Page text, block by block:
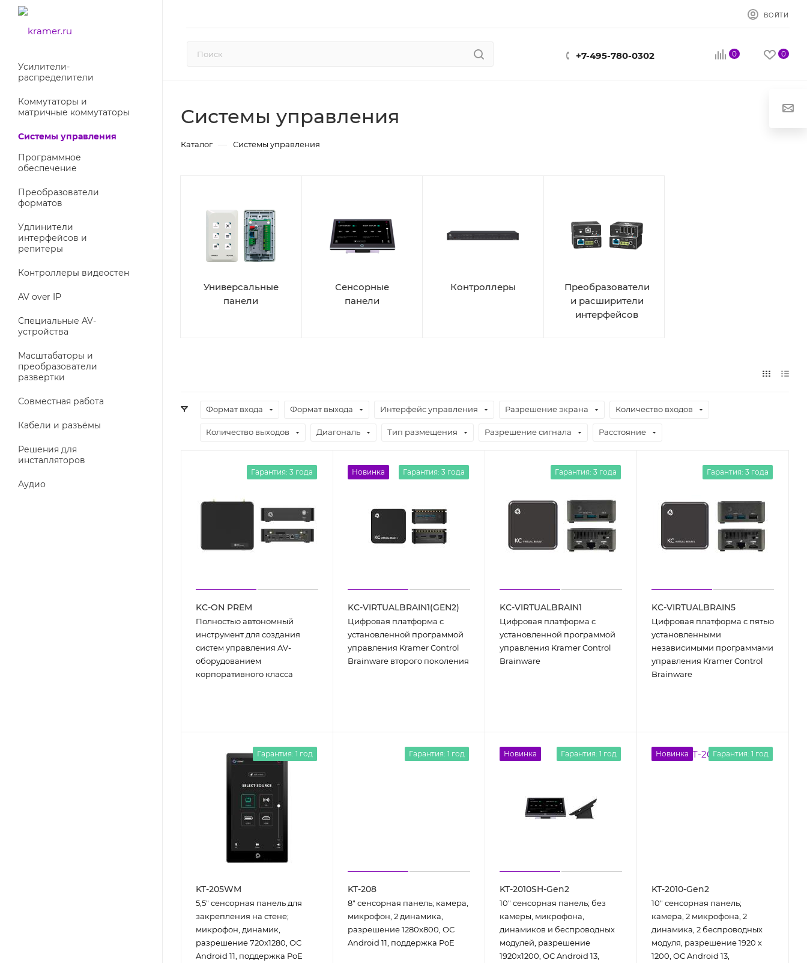
ВОЙТИ
+7-495-780-0302 0 0
Усилители-
раcпределители
Коммутаторы и
матричные коммутаторы
Системы управления
Программное
обеспечение
Преобразователи
форматов
Удлинители
интерфейсов и
репитеры
Контроллеры видеостен
AV over IP
Специальные AV-
устройства
Масштабаторы и
преобразователи
развертки
Совместная работа
Кабели и разъёмы
Решения для
инсталляторов
Аудио
Системы управления
Каталог — Системы управления
Универсальные
панели
Сенсорные
панели
Контроллеры
Преобразователи
и расширители
интерфейсов
Формат входа Формат выхода Интерфейс управления Разрешение экрана Количество входов
Количество выходов Диагональ Тип размещения Разрешение сигнала Расстояние
Гарантия: 3 года
KC-ON PREM
Полностью автономный
инструмент для создания
систем управления AV-
оборудованием
корпоративного класса
Новинка Гарантия: 3 года
KC-VIRTUALBRAIN1(GEN2)
Цифровая платформа с
установленной программой
управления Kramer Control
Brainware второго поколения
Гарантия: 3 года
KC-VIRTUALBRAIN1
Цифровая платформа с
установленной программой
управления Kramer Control
Brainware
Гарантия: 3 года
KC-VIRTUALBRAIN5
Цифровая платформа с пятью
установленными
независимыми программами
управления Kramer Control
Brainware
Гарантия: 1 год
KT-205WM
5,5" сенcорная панель для
закрепления на стене;
микрофон, динамик,
разрешение 720х1280, ОС
Android 11, поддержка PoE
Гарантия: 1 год
KT-208
8" сенcорная панель; камера,
микрофон, 2 динамика,
разрешение 1280х800, ОС
Android 11, поддержка PoE
Новинка Гарантия: 1 год
KT-2010SH-Gen2
10" сенcорная панель; без
камеры, микрофона,
динамиков и беспроводных
модулей, разрешение
1920х1200, ОС Android 13,
Новинка Гарантия: 1 год
KT-2010-Gen2
10" сенcорная панель;
камера, 2 микрофона, 2
динамика, 2 беспроводных
модуля, разрешение 1920 х
1200, ОС Android 13,